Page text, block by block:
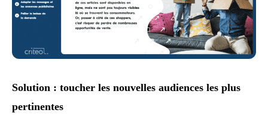
Solution : toucher les nouvelles audiences les plus
pertinentes